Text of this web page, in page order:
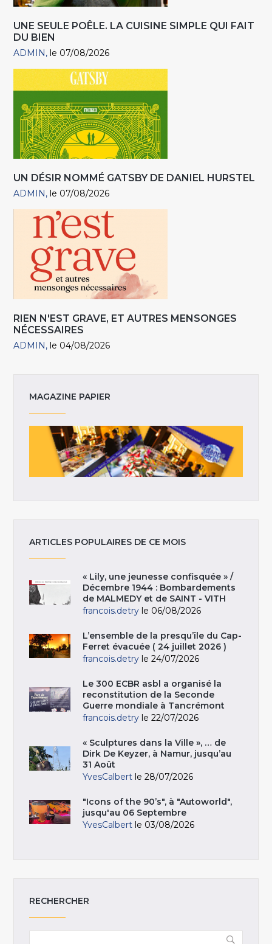
UNE SEULE POÊLE. LA CUISINE SIMPLE QUI FAIT
DU BIEN
ADMIN le 07/08/2026
UN DÉSIR NOMMÉ GATSBY DE DANIEL HURSTEL
ADMIN le 07/08/2026
RIEN N'EST GRAVE, ET AUTRES MENSONGES
NÉCESSAIRES
ADMIN le 04/08/2026
MAGAZINE PAPIER
ARTICLES POPULAIRES DE CE MOIS
« Lily, une jeunesse confisquée » /
Décembre 1944 : Bombardements
de MALMEDY et de SAINT - VITH
francois.detry le 06/08/2026
L’ensemble de la presqu’île du Cap-
Ferret évacuée ( 24 juillet 2026 )
francois.detry le 24/07/2026
Le 300 ECBR asbl a organisé la
reconstitution de la Seconde
Guerre mondiale à Tancrémont
francois.detry le 22/07/2026
« Sculptures dans la Ville », … de
Dirk De Keyzer, à Namur, jusqu’au
31 Août
YvesCalbert le 28/07/2026
"Icons of the 90’s", à "Autoworld",
jusqu'au 06 Septembre
YvesCalbert le 03/08/2026
RECHERCHER